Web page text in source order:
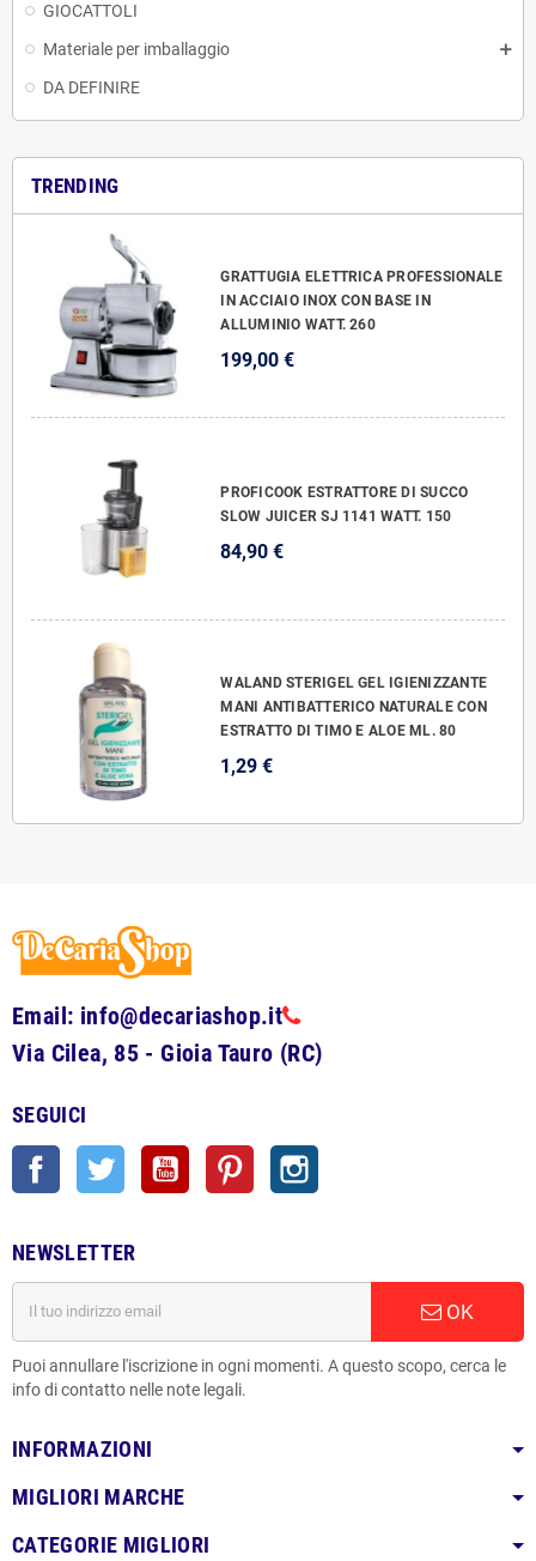
GIOCATTOLI
Materiale per imballaggio
DA DEFINIRE
TRENDING
GRATTUGIA ELETTRICA PROFESSIONALE
IN ACCIAIO INOX CON BASE IN
ALLUMINIO WATT. 260
199,00 €
PROFICOOK ESTRATTORE DI SUCCO
SLOW JUICER SJ 1141 WATT. 150
84,90 €
WALAND STERIGEL GEL IGIENIZZANTE
MANI ANTIBATTERICO NATURALE CON
ESTRATTO DI TIMO E ALOE ML. 80
1,29 €
Email: info@decariashop.it
Via Cilea, 85 - Gioia Tauro (RC)
SEGUICI
Facebook Twitter YouTube Pinterest
NEWSLETTER
OK
Puoi annullare l'iscrizione in ogni momenti. A questo scopo, cerca le
info di contatto nelle note legali.
INFORMAZIONI
MIGLIORI MARCHE
CATEGORIE MIGLIORI